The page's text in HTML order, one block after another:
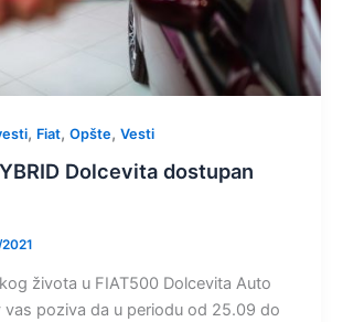
, Fiat, Opšte, Vesti
Dolcevita dostupan
života u FIAT500 Dolcevita Auto
vas poziva da u periodu od 25.09 do